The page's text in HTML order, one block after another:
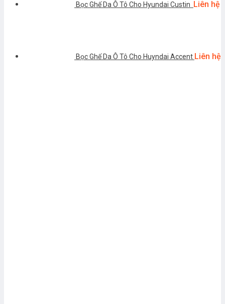
Bọc Ghế Da Ô Tô Cho Hyundai Custin Liên hệ
Bọc Ghế Da Ô Tô Cho Huyndai Accent Liên hệ